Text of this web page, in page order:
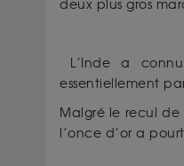
deux plus gros
L’Inde a
essentiellement
Malgré le recul
l’once d’or a